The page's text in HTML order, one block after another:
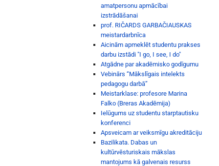
amatpersonu apmācībai
izstrādāšanai
prof. RIČARDS GARBAČIAUSKAS
meistardarbnīca
Aicinām apmeklēt studentu prakses
darbu izstādi "I go, I see, I do"
Atgādne par akadēmisko godīgumu
Vebinārs “Mākslīgais intelekts
pedagogu darbā”
Meistarklase: profesore Marina
Falko (Breras Akadēmija)
Ielūgums uz studentu starptautisku
konferenci
Apsveicam ar veiksmīgu akreditāciju
Bazilikata. Dabas un
kultūrvēsturiskais mākslas
mantojums kā galvenais resurss